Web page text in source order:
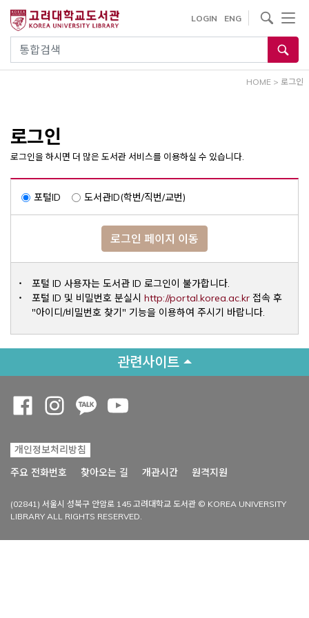
건
통합검색
LOGIN ENG
사이트내 검색
HOME > 로그인
로그인
로그인을 하시면 더 많은 도서관 서비스를 이용하실 수 있습니다.
포털ID 도서관ID(학번/직번/교번)
로그인 페이지 이동
포털 ID 사용자는 도서관 ID 로그인이 불가합니다.
포털 ID 및 비밀번호 분실시 http://portal.korea.ac.krOpens a
접속 후
"아이디/비밀번호 찾기" 기능을 이용하여 주시기 바랍니다.
관련사이트
개인정보처리방침
주요 전화번호
찾아오는 길 개관시간 원격지원
(02841) 서울시 성북구 안암로 145 고려대학교 도서관 © KOREA UNIVERSITY
LIBRARY ALL RIGHTS RESERVED.
Opens a new window
Opens a new window
Opens a new window